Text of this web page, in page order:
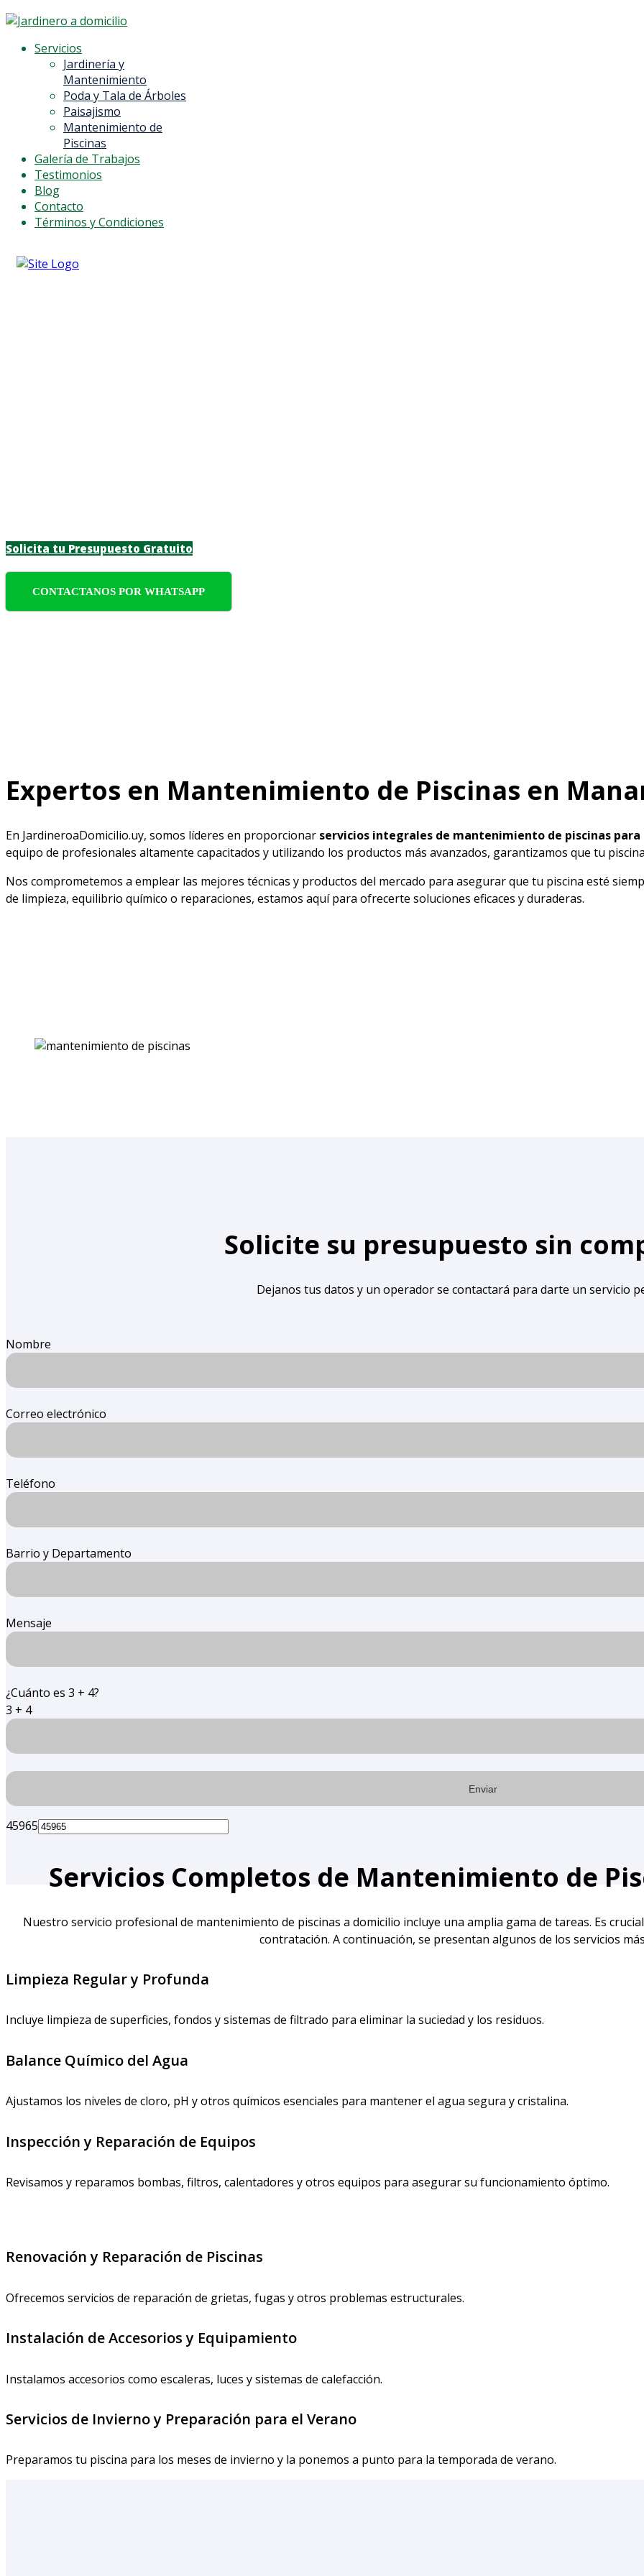
Servicios
Jardinería y
Mantenimiento
Poda y Tala de Árboles
Paisajismo
Mantenimiento de
Piscinas
Galería de Trabajos
Testimonios
Blog
Contacto
Términos y Condiciones
Solicita tu Presupuesto Gratuito
CONTACTANOS POR WHATSAPP
Expertos en Mantenimiento de Piscinas en
En JardineroaDomicilio.uy, somos líderes en proporcionar servicios integrales de mantenimiento de piscinas
equipo de profesionales altamente capacitados y utilizando los productos más avanzados, garantizamos que tu
Nos comprometemos a emplear las mejores técnicas y productos del mercado para asegurar que tu piscina esté
de limpieza, equilibrio químico o reparaciones, estamos aquí para ofrecerte soluciones eficaces y duraderas.
Solicite su presupuesto sin
Dejanos tus datos y un operador se contactará para darte un servicio
Nombre
Correo electrónico
Teléfono
Barrio y Departamento
Mensaje
¿Cuánto es 3 + 4?
3 + 4
45965
Servicios Completos de Mantenimiento de
Nuestro servicio profesional de mantenimiento de piscinas a domicilio incluye una amplia gama de tareas. Es
contratación. A continuación, se presentan algunos de los servicios
Limpieza Regular y Profunda
Incluye limpieza de superficies, fondos y sistemas de filtrado para eliminar la suciedad y los residuos.
Balance Químico del Agua
Ajustamos los niveles de cloro, pH y otros químicos esenciales para mantener el agua segura y cristalina.
Inspección y Reparación de Equipos
Revisamos y reparamos bombas, filtros, calentadores y otros equipos para asegurar su funcionamiento óptimo.
Renovación y Reparación de Piscinas
Ofrecemos servicios de reparación de grietas, fugas y otros problemas estructurales.
Instalación de Accesorios y Equipamiento
Instalamos accesorios como escaleras, luces y sistemas de calefacción.
Servicios de Invierno y Preparación para el Verano
Preparamos tu piscina para los meses de invierno y la ponemos a punto para la temporada de verano.